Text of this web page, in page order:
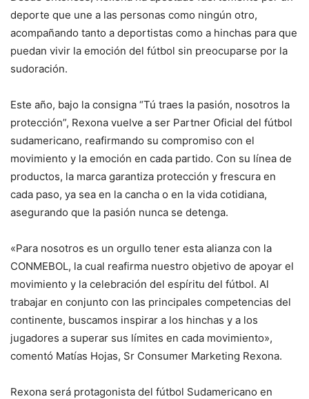
deporte que une a las personas como ningún otro,
acompañando tanto a deportistas como a hinchas para que
puedan vivir la emoción del fútbol sin preocuparse por la
sudoración.
Este año, bajo la consigna “Tú traes la pasión, nosotros la
protección”, Rexona vuelve a ser Partner Oficial del fútbol
sudamericano, reafirmando su compromiso con el
movimiento y la emoción en cada partido. Con su línea de
productos, la marca garantiza protección y frescura en
cada paso, ya sea en la cancha o en la vida cotidiana,
asegurando que la pasión nunca se detenga.
«Para nosotros es un orgullo tener esta alianza con la
CONMEBOL, la cual reafirma nuestro objetivo de apoyar el
movimiento y la celebración del espíritu del fútbol. Al
trabajar en conjunto con las principales competencias del
continente, buscamos inspirar a los hinchas y a los
jugadores a superar sus límites en cada movimiento»,
comentó Matías Hojas, Sr Consumer Marketing Rexona.
Rexona será protagonista del fútbol Sudamericano en